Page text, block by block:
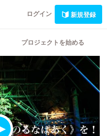
ログイン 新規登録
プロジェクトを始める